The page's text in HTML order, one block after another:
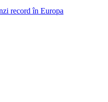
record în Europa